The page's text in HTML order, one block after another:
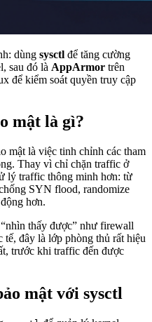
– Cách xủ lý sự cố VPS
Linux – Hiểu rõ mối nguy
trên Linux VPS
cao trên Linux VPS – Least
– IDS thế hệ mới thay thế
trên Linux VPS –
IDS trên Linux VPS –
dùng sysctl để tăng cường
sau đó là AppArmor trên
để kiểm soát quyền truy cập
mật là gì?
mật là việc tinh chỉnh các tham
Thay vì chỉ chặn traffic ở
lý traffic thông minh hơn: từ
SYN flood, randomize
hơn.
thấy được” như firewall
đây là lớp phòng thủ rất hiệu
trước khi traffic đến được
mật với sysctl